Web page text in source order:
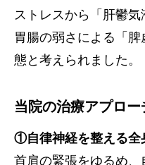
ストレスから「肝鬱
胃腸の弱さによる「
態と考えられました。
当院の治療アプロー
①自律神経を整える全
首肩の緊張をゆるめ、